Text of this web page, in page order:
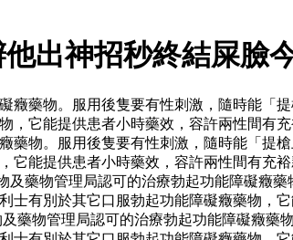
出神招秒終結屎臉
癥藥物。服用後隻要有性刺激，隨時能「
，它能提供患者小時藥效，容許兩性間有
物。服用後隻要有性刺激，隨時能「提
能提供患者小時藥效，容許兩性間有充
及藥物管理局認可的治療勃起功能障礙癥
士有別於其它口服勃起功能障礙癥藥物，
藥物管理局認可的治療勃起功能障礙癥